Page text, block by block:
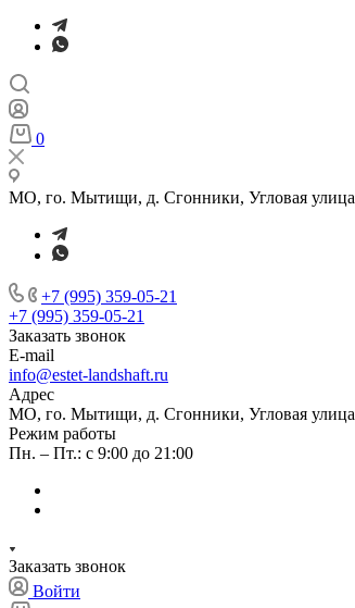
0
МО, го. Мытищи, д. Сгонники, Угловая улица
+7 (995) 359-05-21
+7 (995) 359-05-21
Заказать звонок
E-mail
info@estet-landshaft.ru
Адрес
МО, го. Мытищи, д. Сгонники, Угловая улица
Режим работы
Пн. – Пт.: с 9:00 до 21:00
Заказать звонок
Войти